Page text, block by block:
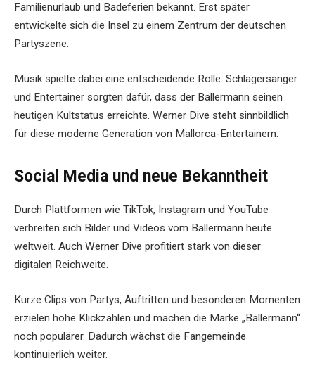
Familienurlaub und Badeferien bekannt. Erst später
entwickelte sich die Insel zu einem Zentrum der deutschen
Partyszene.
Musik spielte dabei eine entscheidende Rolle. Schlagersänger
und Entertainer sorgten dafür, dass der Ballermann seinen
heutigen Kultstatus erreichte. Werner Dive steht sinnbildlich
für diese moderne Generation von Mallorca-Entertainern.
Social Media und neue Bekanntheit
Durch Plattformen wie TikTok, Instagram und YouTube
verbreiten sich Bilder und Videos vom Ballermann heute
weltweit. Auch Werner Dive profitiert stark von dieser
digitalen Reichweite.
Kurze Clips von Partys, Auftritten und besonderen Momenten
erzielen hohe Klickzahlen und machen die Marke „Ballermann“
noch populärer. Dadurch wächst die Fangemeinde
kontinuierlich weiter.